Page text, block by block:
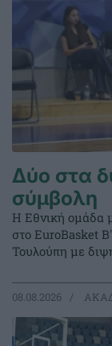
Δύο στα
σύμβολη
Η Εθνική ομάδα
στο EuroBasket
Τουλούπη με
08.08.2026